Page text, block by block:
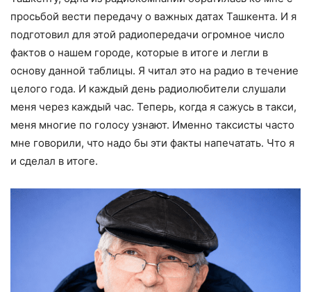
просьбой вести передачу о важных датах Ташкента. И я
подготовил для этой радиопередачи огромное число
фактов о нашем городе, которые в итоге и легли в
основу данной таблицы. Я читал это на радио в течение
целого года. И каждый день радиолюбители слушали
меня через каждый час. Теперь, когда я сажусь в такси,
меня многие по голосу узнают. Именно таксисты часто
мне говорили, что надо бы эти факты напечатать. Что я
и сделал в итоге.